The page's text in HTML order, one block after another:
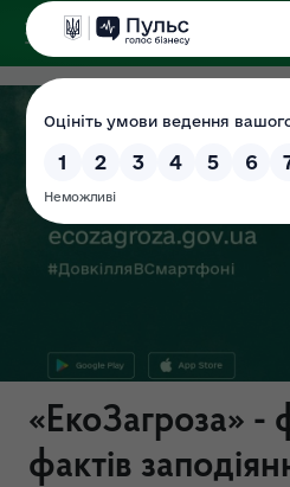
«ЕкоЗагроза» -
фактів